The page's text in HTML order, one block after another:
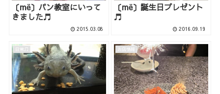
〔më〕パン教室にいって
きました♬
2015.03.08
〔më〕誕生日プレゼント
♬
2016.09.19
日常♫ お店情報